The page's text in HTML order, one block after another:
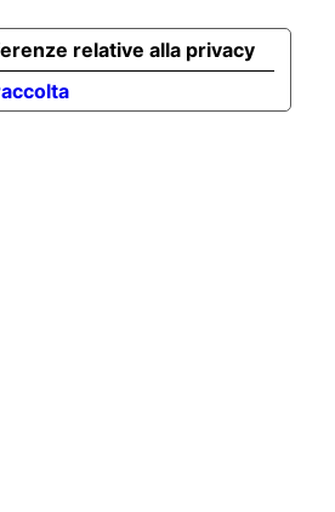
relative alla privacy